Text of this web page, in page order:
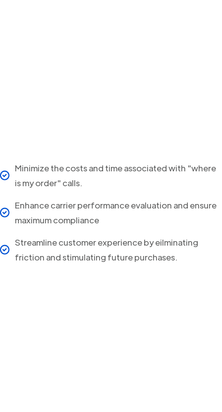
Minimize the costs and time associated with "where
is my order" calls.
Enhance carrier performance evaluation and ensure
maximum compliance
Streamline customer experience by eilminating
friction and stimulating future purchases.